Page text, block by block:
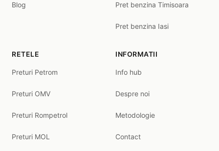
Blog Pret benzina Timisoara
Pret benzina Iasi
RETELE
Preturi Petrom
Preturi OMV
Preturi Rompetrol
Preturi MOL
INFORMATII
Info hub
Despre noi
Metodologie
Contact